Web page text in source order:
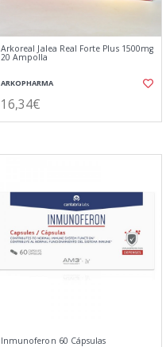
Arkoreal Jalea Real Forte Plus 1500mg
20 Ampolla
ARKOPHARMA
16,34€
Inmunoferon 60 Cápsulas